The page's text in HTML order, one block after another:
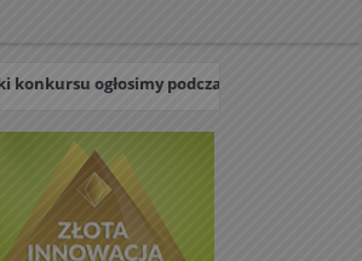
ogłosimy podczas uroczystej Gali w